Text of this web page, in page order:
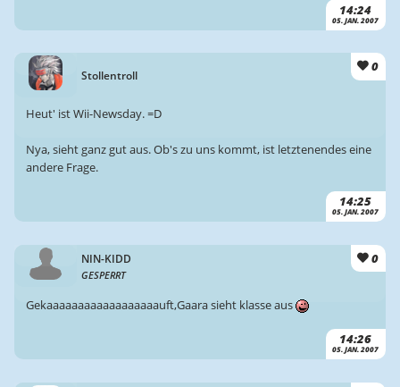
14:24
05. JAN. 2007
Stollentroll
0
14:25
05. JAN. 2007
Heut' ist Wii-Newsday. =D
Nya, sieht ganz gut aus. Ob's zu uns kommt, ist letztenendes eine
andere Frage.
NIN-KIDD
GESPERRT
0
14:26
05. JAN. 2007
Gekaaaaaaaaaaaaaaaaaauft,Gaara sieht klasse aus